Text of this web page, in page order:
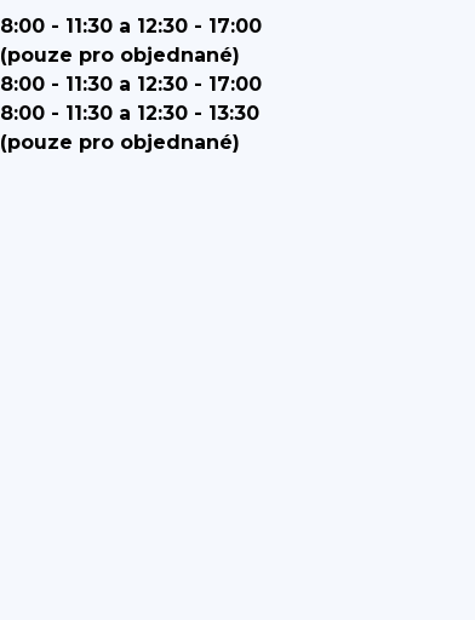
8:00 - 11:30 a 12:30 - 17:00
(pouze pro objednané)
8:00 - 11:30 a 12:30 - 17:00
8:00 - 11:30 a 12:30 - 13:30
(pouze pro objednané)